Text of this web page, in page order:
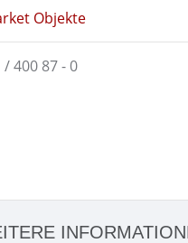
Objekte
/ 400 87 - 0